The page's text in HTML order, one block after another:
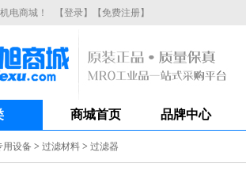
电商城！ 【登录】 【免费注册】
商城首页 品牌中心
用设备 > 过滤材料 > 过滤器